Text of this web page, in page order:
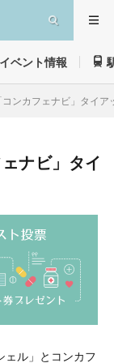
イベント情報
コンカフェナビ」タイ
ナビ」タイ
ェル」とコンカフ